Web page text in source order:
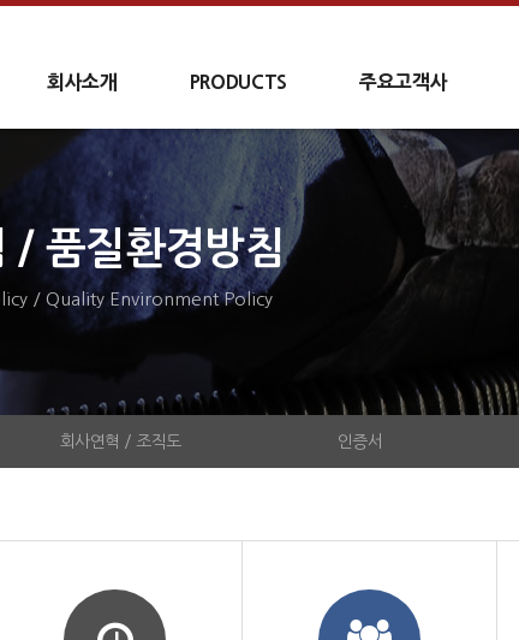
회사소개 PRODUCTS 주요고객사
/ 품질환경방침
/ Quality Environment Policy
회사연혁 / 조직도 인증서